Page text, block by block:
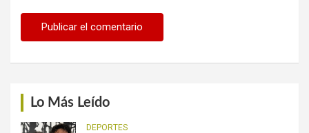
Lo Más Leído
DEPORTES